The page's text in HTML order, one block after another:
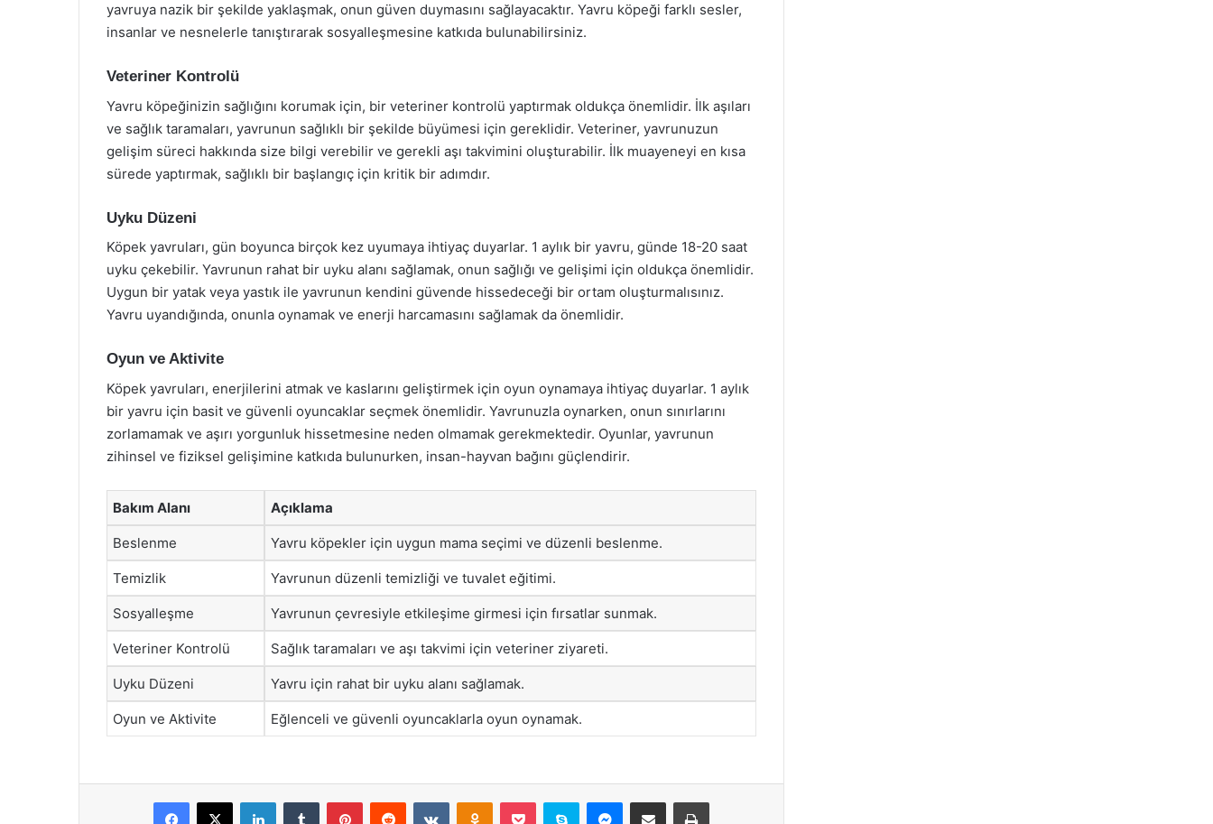
yavruya nazik bir şekilde yaklaşmak, onun güven duymasını sağlayacaktır. Yavru köpeği farklı sesler,
insanlar ve nesnelerle tanıştırarak sosyalleşmesine katkıda bulunabilirsiniz.
Veteriner Kontrolü
Yavru köpeğinizin sağlığını korumak için, bir veteriner kontrolü yaptırmak oldukça önemlidir. İlk aşıları
ve sağlık taramaları, yavrunun sağlıklı bir şekilde büyümesi için gereklidir. Veteriner, yavrunuzun
gelişim süreci hakkında size bilgi verebilir ve gerekli aşı takvimini oluşturabilir. İlk muayeneyi en kısa
sürede yaptırmak, sağlıklı bir başlangıç için kritik bir adımdır.
Uyku Düzeni
Köpek yavruları, gün boyunca birçok kez uyumaya ihtiyaç duyarlar. 1 aylık bir yavru, günde 18-20 saat
uyku çekebilir. Yavrunun rahat bir uyku alanı sağlamak, onun sağlığı ve gelişimi için oldukça önemlidir.
Uygun bir yatak veya yastık ile yavrunun kendini güvende hissedeceği bir ortam oluşturmalısınız.
Yavru uyandığında, onunla oynamak ve enerji harcamasını sağlamak da önemlidir.
Oyun ve Aktivite
Köpek yavruları, enerjilerini atmak ve kaslarını geliştirmek için oyun oynamaya ihtiyaç duyarlar. 1 aylık
bir yavru için basit ve güvenli oyuncaklar seçmek önemlidir. Yavrunuzla oynarken, onun sınırlarını
zorlamamak ve aşırı yorgunluk hissetmesine neden olmamak gerekmektedir. Oyunlar, yavrunun
zihinsel ve fiziksel gelişimine katkıda bulunurken, insan-hayvan bağını güçlendirir.
Bakım Alanı Açıklama
Beslenme Yavru köpekler için uygun mama seçimi ve düzenli beslenme.
Temizlik Yavrunun düzenli temizliği ve tuvalet eğitimi.
Sosyalleşme Yavrunun çevresiyle etkileşime girmesi için fırsatlar sunmak.
Veteriner Kontrolü Sağlık taramaları ve aşı takvimi için veteriner ziyareti.
Uyku Düzeni Yavru için rahat bir uyku alanı sağlamak.
Oyun ve Aktivite Eğlenceli ve güvenli oyuncaklarla oyun oynamak.
Facebook
X LinkedInTumblr PinterestReddit VKontakteOdnoklassniki
Pocket Skype Messenger
E-Posta ile paylaş Yazdır